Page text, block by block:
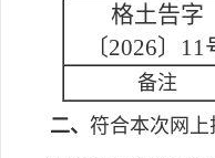
格土告字
〔2026〕11
备注
二、 符合本次网